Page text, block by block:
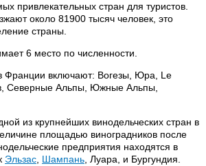
привлекательных стран для туристов.
около 81900 тысяч человек, это
страны.
6 место по численности.
Франции включают: Вогезы, Юра, Le
Северные Альпы, Южные Альпы,
из крупнейших винодельческих стран в
площадью виноградников после
предприятия находятся в
Эльзас Шампань , Луара, и Бургундия.